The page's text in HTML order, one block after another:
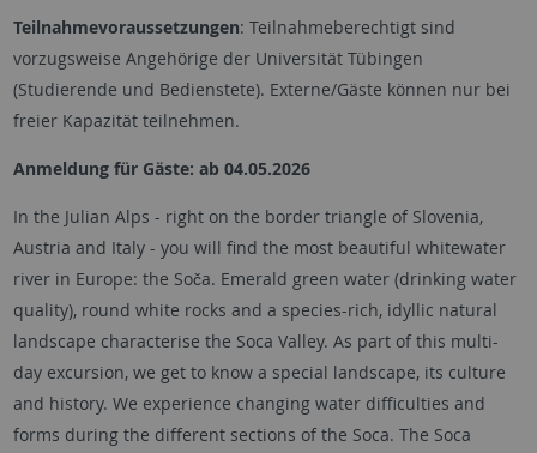
Teilnahmevoraussetzungen: Teilnahmeberechtigt sind
vorzugsweise Angehörige der Universität Tübingen
(Studierende und Bedienstete). Externe/Gäste können nur bei
freier Kapazität teilnehmen.
Anmeldung für Gäste: ab 04.05.2026
In the Julian Alps - right on the border triangle of Slovenia,
Austria and Italy - you will find the most beautiful whitewater
river in Europe: the Soča. Emerald green water (drinking water
quality), round white rocks and a species-rich, idyllic natural
landscape characterise the Soca Valley. As part of this multi-
day excursion, we get to know a special landscape, its culture
and history. We experience changing water difficulties and
forms during the different sections of the Soca. The Soca